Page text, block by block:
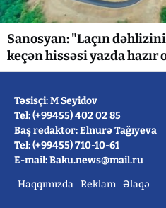
Sanosyan: "Laçın
keçən hissəsi yazda hazır
Təsisçi: M Seyidov
Tel: (+99455) 402 02 85
Baş redaktor: Elnurə Tağıyeva
Tel: (+99455) 710-10-61
E-mail: Baku.news@mail.ru
Haqqımızda Reklam Əlaqə